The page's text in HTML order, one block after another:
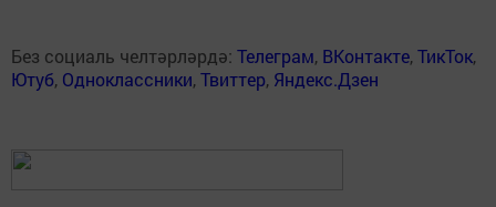
Без социаль челтәрләрдә: Телеграм, ВКонтакте,ТикТок,
Ютуб, Одноклассники,Твиттер, Яндекс.Дзен